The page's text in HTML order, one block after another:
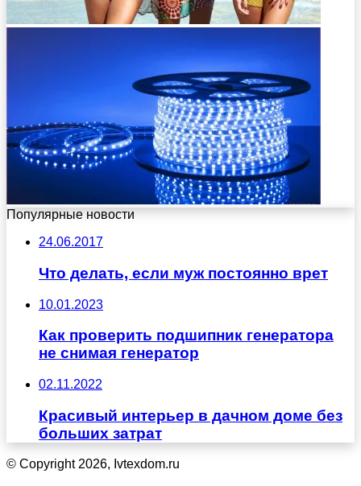
Популярные новости
24.06.2017
Что делать, если муж постоянно врет
10.01.2023
Как проверить подшипник генератора
не снимая генератор
02.11.2022
Красивый интерьер в дачном доме без
больших затрат
© Copyright 2026, Ivtexdom.ru